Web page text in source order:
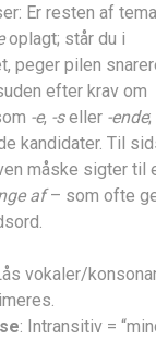
Er resten af
oplagt; står du i
peger pilen
efter krav om
-e, -seller -ende
kandidater. Til
måske sigter til
af– som ofte
vokaler/
: Intransitiv =